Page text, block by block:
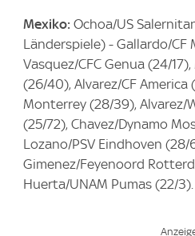
Mexiko: Ochoa/US
Länderspiele) - Gallardo/CF
Vasquez/CFC Genua (24/
(26/40), Alvarez/CF America
Monterrey (28/39), Alvarez/
(25/72), Chavez/Dynamo
Lozano/PSV Eindhoven (28/
Gimenez/Feyenoord
Huerta/UNAM Pumas (22/